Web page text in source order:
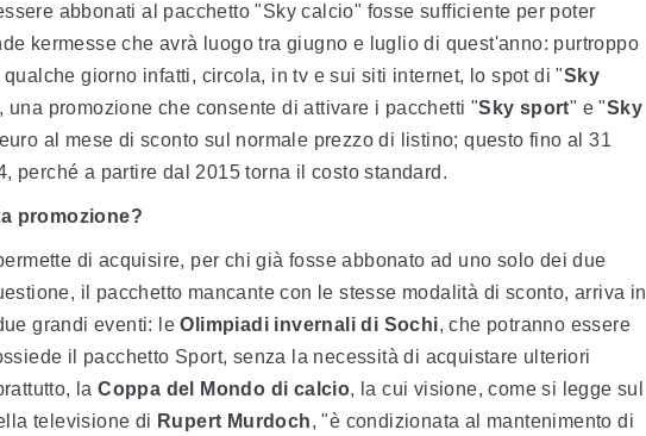
abbonati al pacchetto "Sky calcio" fosse sufficiente per poter
kermesse che avrà luogo tra giugno e luglio di quest'anno: purtroppo
qualche giorno infatti, circola, in tv e sui siti internet, lo spot di "Sky
una promozione che consente di attivare i pacchetti "Sky sport" e "Sky
al mese di sconto sul normale prezzo di listino; questo fino al 31
perché a partire dal 2015 torna il costo standard.
promozione?
di acquisire, per chi già fosse abbonato ad uno solo dei due
il pacchetto mancante con le stesse modalità di sconto, arriva in
grandi eventi: leOlimpiadi invernali di Sochi, che potranno essere
il pacchetto Sport, senza la necessità di acquistare ulteriori
laCoppa del Mondo di calcio, la cui visione, come si legge sul
televisione di Rupert Murdoch, "è condizionata al mantenimento di